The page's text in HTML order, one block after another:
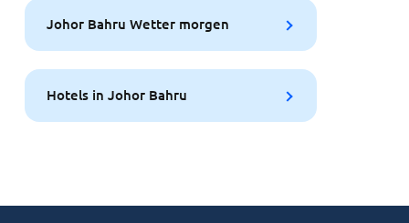
Johor Bahru Wetter morgen
Hotels in Johor Bahru